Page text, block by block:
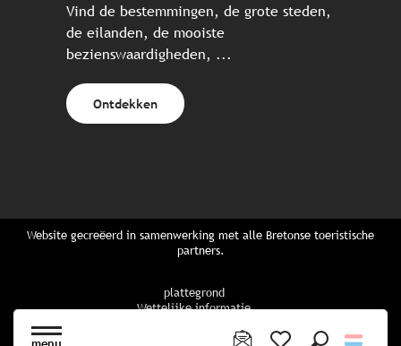
Vind de bestemmingen, de grote steden,
de eilanden, de mooiste
bezienswaardigheden, ...
Ontdekken
Website gecreëerd in samenwerking met alle Bretonse toeristische
partners.
plattegrond
Wettelijke informatie